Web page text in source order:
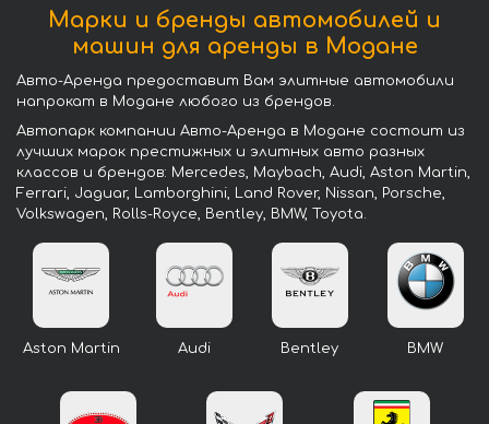
Марки и бренды автомобилей и
машин для аренды в Модане
Авто-Аренда предоставит Вам элитные автомобили
напрокат в Модане любого из брендов.
Автопарк компании Авто-Аренда в Модане состоит из
лучших марок престижных и элитных авто разных
классов и брендов: Mercedes, Maybach, Audi, Aston Martin,
Ferrari, Jaguar, Lamborghini, Land Rover, Nissan, Porsche,
Volkswagen, Rolls-Royce, Bentley, BMW, Toyota.
Aston Martin Audi Bentley BMW